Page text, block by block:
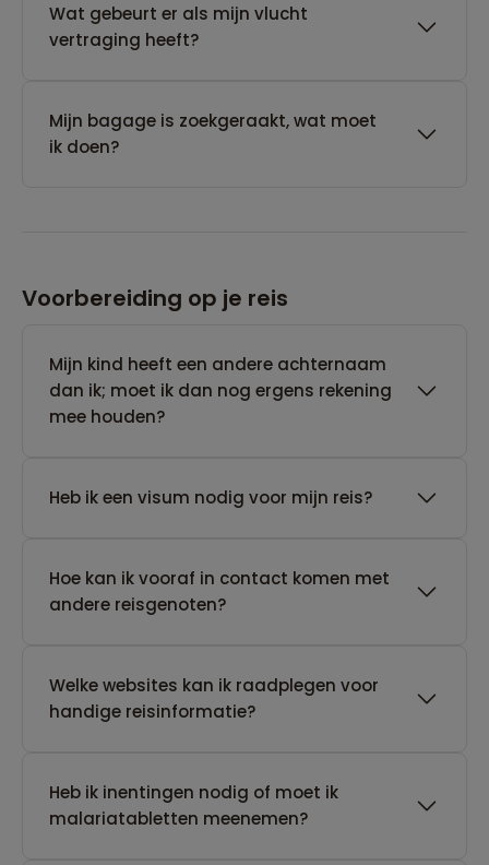
Wat gebeurt er als mijn vlucht
vertraging heeft?
Mijn bagage is zoekgeraakt, wat moet
ik doen?
Voorbereiding op je reis
Mijn kind heeft een andere achternaam
dan ik; moet ik dan nog ergens rekening
mee houden?
Heb ik een visum nodig voor mijn reis?
Hoe kan ik vooraf in contact komen met
andere reisgenoten?
Welke websites kan ik raadplegen voor
handige reisinformatie?
Heb ik inentingen nodig of moet ik
malariatabletten meenemen?